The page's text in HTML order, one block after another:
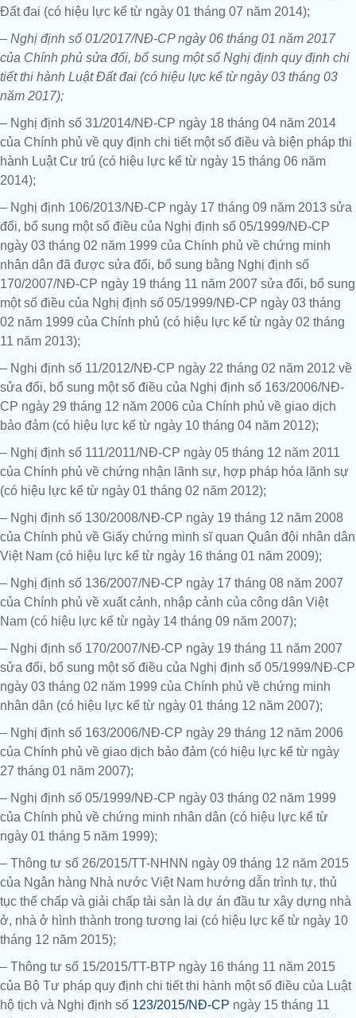
Đất đai (có hiệu lực kể từ ngày 01 tháng 07 năm 2014);
– Nghị định số 01/2017/NĐ-CP ngày 06 tháng 01 năm 2017
của Chính phủ sửa đổi, bổ sung một số Nghị định quy định chi
tiết thi hành Luật Đất đai (có hiệu lực kể từ ngày 03 tháng 03
năm 2017);
– Nghị định số 31/2014/NĐ-CP ngày 18 tháng 04 năm 2014
của Chính phủ về quy định chi tiết một số điều và biện pháp thi
hành Luật Cư trú (có hiệu lực kể từ ngày 15 tháng 06 năm
2014);
– Nghị định 106/2013/NĐ-CP ngày 17 tháng 09 năm 2013 sửa
đổi, bổ sung một số điều của Nghị định số 05/1999/NĐ-CP
ngày 03 tháng 02 năm 1999 của Chính phủ về chứng minh
nhân dân đã được sửa đổi, bổ sung bằng Nghị định số
170/2007/NĐ-CP ngày 19 tháng 11 năm 2007 sửa đổi, bổ sung
một số điều của Nghị định số 05/1999/NĐ-CP ngày 03 tháng
02 năm 1999 của Chính phủ (có hiệu lực kể từ ngày 02 tháng
11 năm 2013);
– Nghị định số 11/2012/NĐ-CP ngày 22 tháng 02 năm 2012 về
sửa đổi, bổ sung một số điều của Nghị định số 163/2006/NĐ-
CP ngày 29 tháng 12 năm 2006 của Chính phủ về giao dịch
bảo đảm (có hiệu lực kể từ ngày 10 tháng 04 năm 2012);
– Nghị định số 111/2011/NĐ-CP ngày 05 tháng 12 năm 2011
của Chính phủ về chứng nhận lãnh sự, hợp pháp hóa lãnh sự
(có hiệu lực kể từ ngày 01 tháng 02 năm 2012);
– Nghị định số 130/2008/NĐ-CP ngày 19 tháng 12 năm 2008
của Chính phủ về Giấy chứng minh sĩ quan Quân đội nhân dân
Việt Nam (có hiệu lực kể từ ngày 16 tháng 01 năm 2009);
– Nghị định số 136/2007/NĐ-CP ngày 17 tháng 08 năm 2007
của Chính phủ về xuất cảnh, nhập cảnh của công dân Việt
Nam (có hiệu lực kể từ ngày 14 tháng 09 năm 2007);
– Nghị định số 170/2007/NĐ-CP ngày 19 tháng 11 năm 2007
sửa đổi, bổ sung một số điều của Nghị định số 05/1999/NĐ-CP
ngày 03 tháng 02 năm 1999 của Chính phủ về chứng minh
nhân dân (có hiệu lực kể từ ngày 01 tháng 12 năm 2007);
– Nghị định số 163/2006/NĐ-CP ngày 29 tháng 12 năm 2006
của Chính phủ về giao dịch bảo đảm (có hiệu lực kể từ ngày
27 tháng 01 năm 2007);
– Nghị định số 05/1999/NĐ-CP ngày 03 tháng 02 năm 1999
của Chính phủ về chứng minh nhân dân (có hiệu lực kể từ
ngày 01 tháng 5 năm 1999);
– Thông tư số 26/2015/TT-NHNN ngày 09 tháng 12 năm 2015
của Ngân hàng Nhà nước Việt Nam hướng dẫn trình tự, thủ
tục thế chấp và giải chấp tài sản là dự án đầu tư xây dựng nhà
ở, nhà ở hình thành trong tương lai (có hiệu lực kể từ ngày 10
tháng 12 năm 2015);
– Thông tư số 15/2015/TT-BTP ngày 16 tháng 11 năm 2015
của Bộ Tư pháp quy định chi tiết thi hành một số điều của Luật
hộ tịch và Nghị định số 123/2015/NĐ-CP ngày 15 tháng 11